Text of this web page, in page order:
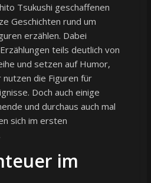
Tsukushi geschaffenen
Geschichten rund um
erzählen. Dabei
teils deutlich von
und setzen auf Humor,
die Figuren für
Doch auch einige
und durchaus auch mal
sich im ersten
im